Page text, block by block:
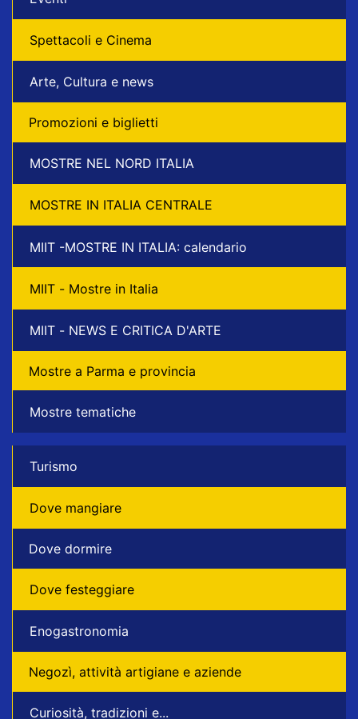
Spettacoli e Cinema
Arte, Cultura e news
Promozioni e biglietti
MOSTRE NEL NORD ITALIA
MOSTRE IN ITALIA CENTRALE
MIIT -MOSTRE IN ITALIA: calendario
MIIT - Mostre in Italia
MIIT - NEWS E CRITICA D'ARTE
Mostre a Parma e provincia
Mostre tematiche
Turismo
Dove mangiare
Dove dormire
Dove festeggiare
Enogastronomia
Negozì, attività artigiane e aziende
Curiosità, tradizioni e...